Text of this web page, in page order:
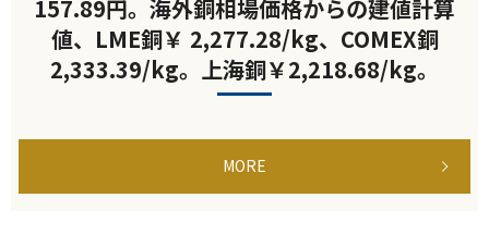
157.89円。海外銅相場価格からの建値計算
値、LME銅￥ 2,277.28/kg、COMEX銅
2,333.39/kg。上海銅￥2,218.68/kg。
MORE